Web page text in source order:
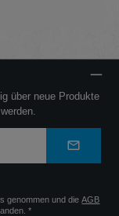
über neue Produkte
genommen und dieAGB
*